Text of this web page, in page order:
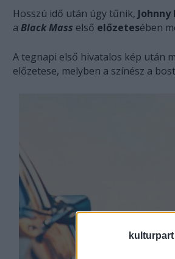
kulturpart
Hosszú idő után úgy tűnik, Johnny
a Black Mass első előzetesében
A tegnapi első hivatalos kép után
előzetese, melyben a színész a